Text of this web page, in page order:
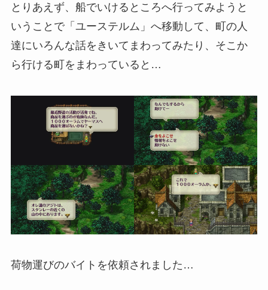
とりあえず、船でいけるところへ行ってみようと
いうことで「ユーステルム」へ移動して、町の人
達にいろんな話をきいてまわってみたり、そこか
ら行ける町をまわっていると…
荷物運びのバイトを依頼されました…